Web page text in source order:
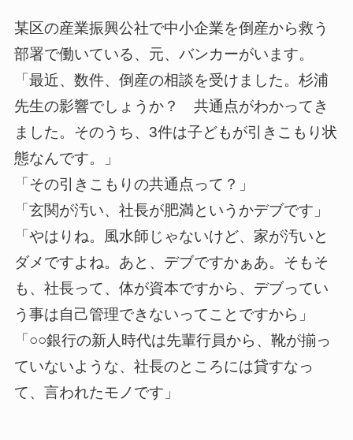
某区の産業振興公社で中小企業を倒産から救う
部署で働いている、元、バンカーがいます。
「最近、数件、倒産の相談を受けました。杉浦
先生の影響でしょうか？ 共通点がわかってき
ました。そのうち、3件は子どもが引きこもり状
態なんです。」
「その引きこもりの共通点って？」
「玄関が汚い、社長が肥満というかデブです」
「やはりね。風水師じゃないけど、家が汚いと
ダメですよね。あと、デブですかぁあ。そもそ
も、社長って、体が資本ですから、デブってい
う事は自己管理できないってことですから」
「○○銀行の新人時代は先輩行員から、靴が揃っ
ていないような、社長のところには貸すなっ
て、言われたモノです」